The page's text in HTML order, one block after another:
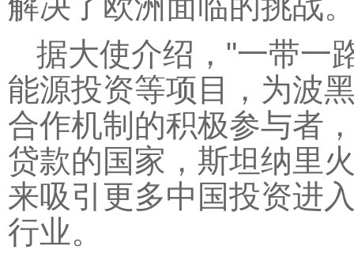
据大使介绍，"一带一
能源投资等项目，为波
合作机制的积极参与者
贷款的国家，斯坦纳里
来吸引更多中国投资进
行业。